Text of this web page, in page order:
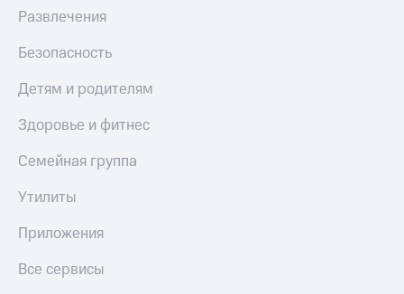
Развлечения
Безопасность
Детям и родителям
Здоровье и фитнес
Семейная группа
Утилиты
Приложения
Все сервисы